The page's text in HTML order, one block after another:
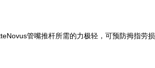
管嘴推杆所需的力极轻，可预防拇指劳